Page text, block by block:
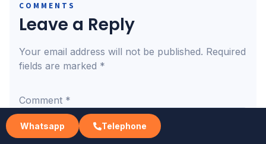
COMMENTS
Leave a Reply
Your email address will not be published. Required
fields are marked *
Comment *
Whatsapp Telephone